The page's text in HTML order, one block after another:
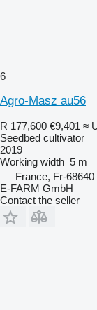
6
Agro-Masz au56
R 177,600 €9,401 ≈
Seedbed cultivator
2019
Working width 5 m
France, Fr-
E-FARM GmbH
Contact the seller